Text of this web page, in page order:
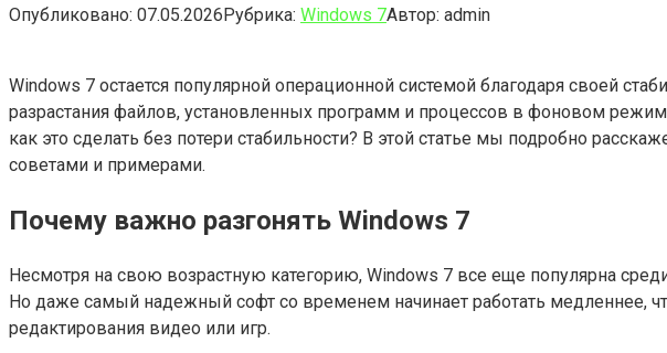
Опубликовано: 07.05.2026Рубрика: Windows 7Автор: admin
Windows 7 остается популярной операционной системой благодаря своей
разрастания файлов, установленных программ и процессов в фоновом
как это сделать без потери стабильности? В этой статье мы подробно
советами и примерами.
Почему важно разгонять Windows 7
Несмотря на свою возрастную категорию, Windows 7 все еще популярна
Но даже самый надежный софт со временем начинает работать медленнее,
редактирования видео или игр.